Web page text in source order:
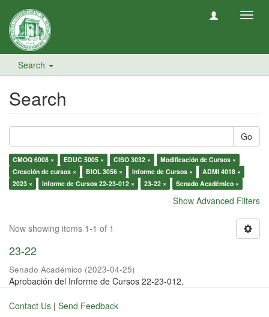
Search
Search
Go
CMOQ 6008 × EDUC 5005 × CISO 3032 ×
Modificación de Cursos ×
Creación de cursos ×
BIOL 3056 × Informe de Cursos ×
ADMI 4018 ×
2023 ×
Informe de Cursos 22-23-012 × 23-22 × Senado Académico ×
Show Advanced Filters
Now showing items 1-1 of 1
23-22
Senado Académico (2023-04-25)
Aprobación del Informe de Cursos 22-23-012.
Contact Us | Send Feedback